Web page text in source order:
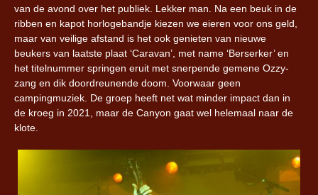
van de avond over het publiek. Lekker man. Na een beuk in de
ribben en kapot horlogebandje kiezen we eieren voor ons geld,
maar van veilige afstand is het ook genieten van nieuwe
beukers van laatste plaat ‘Caravan’, met name ‘Berserker’ en
het titelnummer springen eruit met snerpende gemene Ozzy-
zang en dik doordreunende doom. Voorwaar geen
campingmuziek. De groep heeft net wat minder impact dan in
de kroeg in 2021, maar de Canyon gaat wel helemaal naar de
klote.